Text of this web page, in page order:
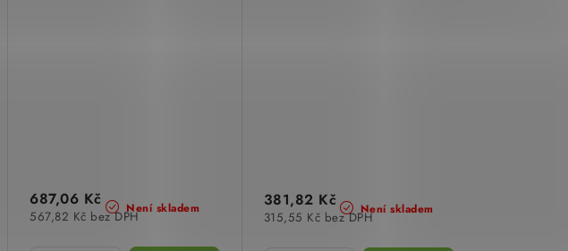
Není skladem
567,82 Kč bez DPH
687,06 Kč Není skladem
315,55 Kč bez DPH
381,82 Kč